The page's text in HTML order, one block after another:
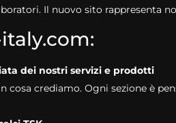
Il nuovo sito rappresenta
dei nostri servizi e prodotti
cosa crediamo. Ogni sezione è